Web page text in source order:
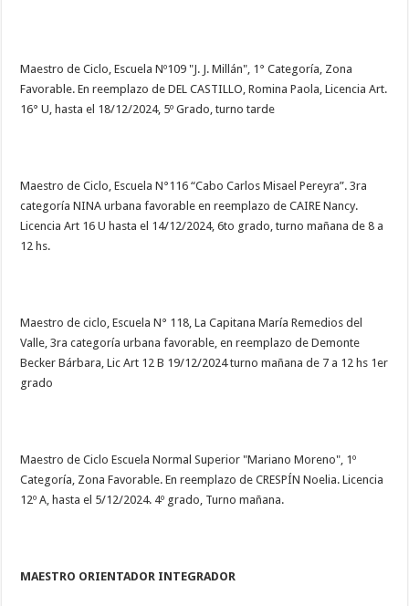
Maestro de Ciclo, Escuela Nº109 "J. J. Millán", 1° Categoría, Zona
Favorable. En reemplazo de DEL CASTILLO, Romina Paola, Licencia Art.
16° U, hasta el 18/12/2024, 5º Grado, turno tarde
Maestro de Ciclo, Escuela N°116 “Cabo Carlos Misael Pereyra”. 3ra
categoría NINA urbana favorable en reemplazo de CAIRE Nancy.
Licencia Art 16 U hasta el 14/12/2024, 6to grado, turno mañana de 8 a
12 hs.
Maestro de ciclo, Escuela N° 118, La Capitana María Remedios del
Valle, 3ra categoría urbana favorable, en reemplazo de Demonte
Becker Bárbara, Lic Art 12 B 19/12/2024 turno mañana de 7 a 12 hs 1er
grado
Maestro de Ciclo Escuela Normal Superior "Mariano Moreno", 1º
Categoría, Zona Favorable. En reemplazo de CRESPÍN Noelia. Licencia
12º A, hasta el 5/12/2024. 4º grado, Turno mañana.
MAESTRO ORIENTADOR INTEGRADOR